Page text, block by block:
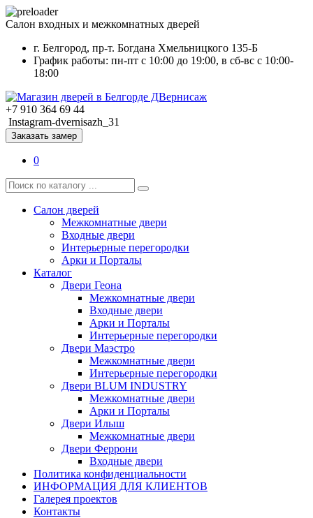
Салон входных и межкомнатных дверей
г. Белгород, пр-т. Богдана Хмельницкого 135-Б
График работы: пн-пт с 10:00 до 19:00, в сб-вс с 10:00-
18:00
+7 910 364 69 44
Instagram-dvernisazh_31
Заказать замер
0
Салон дверей
Межкомнатные двери
Входные двери
Интерьерные перегородки
Арки и Порталы
Каталог
Двери Геона
Межкомнатные двери
Входные двери
Арки и Порталы
Интерьерные перегородки
Двери Маэстро
Межкомнатные двери
Интерьерные перегородки
Двери BLUM INDUSTRY
Межкомнатные двери
Арки и Порталы
Двери Илыш
Межкомнатные двери
Двери Феррони
Входные двери
Политика конфиденциальности
ИНФОРМАЦИЯ ДЛЯ КЛИЕНТОВ
Галерея проектов
Контакты